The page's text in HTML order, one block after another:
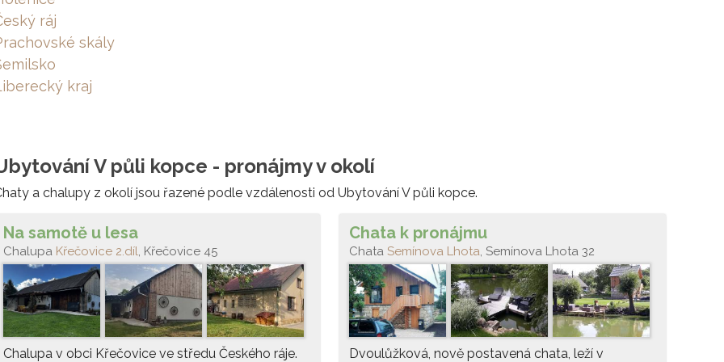
ráj
skály
kraj
V půli kopce - pronájmy v okolí
a chalupy z okolí jsou řazené podle vzdálenosti od Ubytování V půli kopce.
Na samotě u lesa
Chalupa Křečovice 2.díl, Křečovice 45
Chalupa v obci Křečovice ve středu Českého ráje.
Chata k pronájmu
Chata Semínova Lhota, Semínova Lhota 32
Dvoulůžková, nově postavená chata, leží v